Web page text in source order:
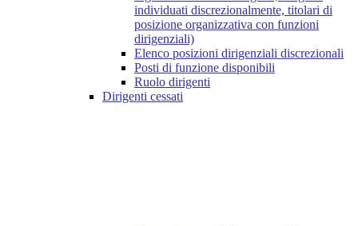
individuati discrezionalmente, titolari di
posizione organizzativa con funzioni
dirigenziali)
Elenco posizioni dirigenziali discrezionali
Posti di funzione disponibili
Ruolo dirigenti
Dirigenti cessati